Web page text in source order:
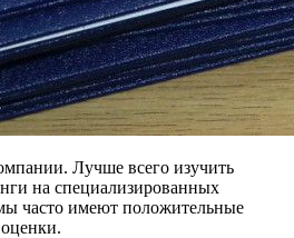
Лучше всего изучить
на специализированных
часто имеют положительные